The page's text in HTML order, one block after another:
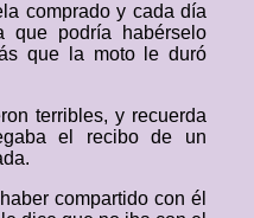
comprado y cada día
podría habérselo
que la moto le duró
terribles, y recuerda
el recibo de un
compartido con él